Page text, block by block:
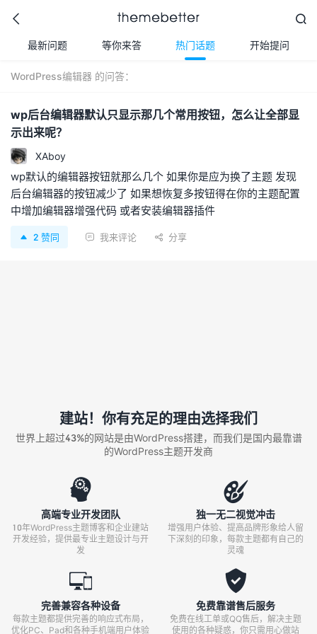

值得信任的WordPress
 
最新问题 等你来答 热门话题 开始提问
WordPress编辑器 的问答：
wp后台编辑器默认只显示那几个常用按钮，怎么让全部显
示出来呢？
XAboy
wp默认的编辑器按钮就那么几个 如果你是应为换了主题 发现
后台编辑器的按钮减少了 如果想恢复多按钮得在你的主题配置
中增加编辑器增强代码 或者安装编辑器插件
 2 赞同  我来评论  分享
建站！你有充足的理由选择我们
世界上超过43%的网站是由WordPress搭建，而我们是国内最靠谱
的WordPress主题开发商

高端专业开发团队
10年WordPress主题博客和企业建站
开发经验，提供最专业主题设计与开
发

独一无二视觉冲击
增强用户体验、提高品牌形象给人留
下深刻的印象，每款主题都有自己的
灵魂

完善兼容各种设备
每款主题都提供完善的响应式布局，
优化PC、Pad和各种手机端用户体验

免费靠谱售后服务
免费在线工单或QQ售后，解决主题
使用的各种疑惑，你只需用心做站